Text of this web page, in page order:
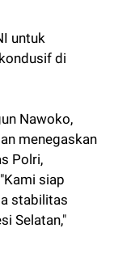
untuk
di
Nawoko,
menegaskan
Polri,
siap
stabilitas
Selatan,"